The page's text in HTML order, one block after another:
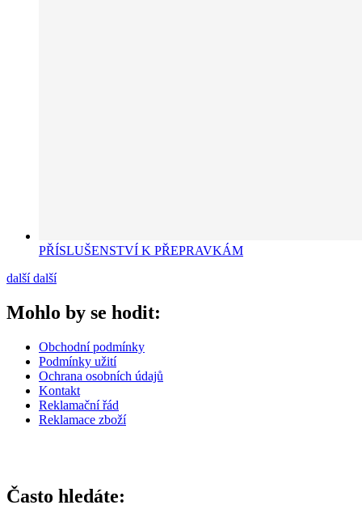
PŘÍSLUŠENSTVÍ K PŘEPRAVKÁM
další další
Mohlo by se hodit:
Obchodní podmínky
Podmínky užití
Ochrana osobních údajů
Kontakt
Reklamační řád
Reklamace zboží
Často hledáte: